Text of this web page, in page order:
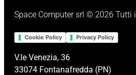
Space Computer srl © 2026 Tutti
Cookie Policy Privacy Policy
V.le Venezia, 36
33074 Fontanafredda (PN)